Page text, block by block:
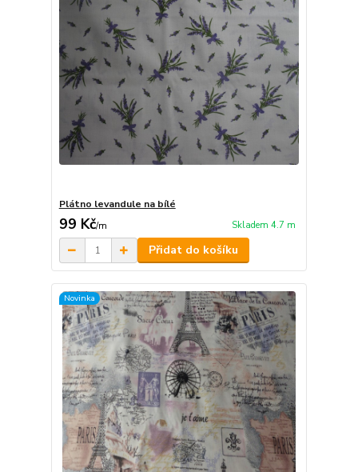
Plátno levandule na bílé
99 Kč/m Skladem 4.7 m
Přidat do košíku
Novinka